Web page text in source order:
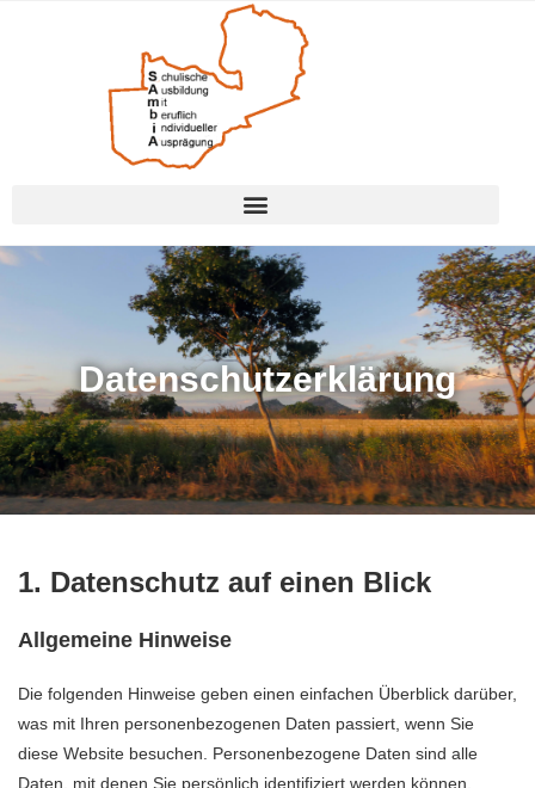
Datenschutzerklärung
1. Datenschutz auf einen Blick
Allgemeine Hinweise
Die folgenden Hinweise geben einen einfachen Überblick darüber,
was mit Ihren personenbezogenen Daten passiert, wenn Sie
diese Website besuchen. Personenbezogene Daten sind alle
Daten, mit denen Sie persönlich identifiziert werden können.